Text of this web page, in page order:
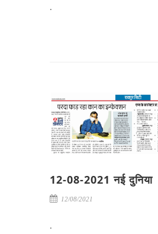
.
12-08-2021 नई दुनिया
12/08/2021
.